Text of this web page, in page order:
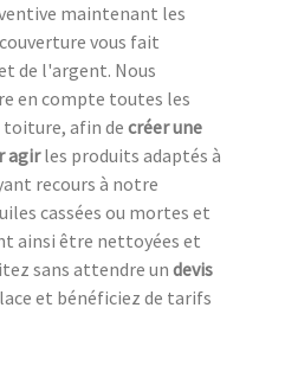
maintenant les
vous fait
de l'argent. Nous
en compte toutes les
afin decréer une
agirles produits adaptés à
recours à notre
cassées ou mortes et
ainsi être nettoyées et
sans attendre un devis
et bénéficiez de tarifs